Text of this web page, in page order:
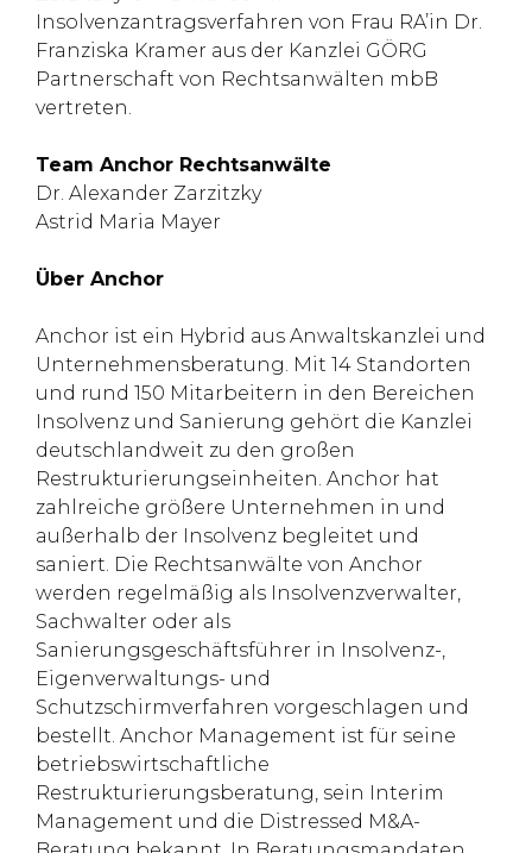
Insolvenzantragsverfahren von Frau RA’in Dr.
Franziska Kramer aus der Kanzlei GÖRG
Partnerschaft von Rechtsanwälten mbB
vertreten.
Team Anchor Rechtsanwälte
Dr. Alexander Zarzitzky
Astrid Maria Mayer
Über Anchor
Anchor ist ein Hybrid aus Anwaltskanzlei und
Unternehmensberatung. Mit 14 Standorten
und rund 150 Mitarbeitern in den Bereichen
Insolvenz und Sanierung gehört die Kanzlei
deutschlandweit zu den großen
Restrukturierungseinheiten. Anchor hat
zahlreiche größere Unternehmen in und
außerhalb der Insolvenz begleitet und
saniert. Die Rechtsanwälte von Anchor
werden regelmäßig als Insolvenzverwalter,
Sachwalter oder als
Sanierungsgeschäftsführer in Insolvenz-,
Eigenverwaltungs- und
Schutzschirmverfahren vorgeschlagen und
bestellt. Anchor Management ist für seine
betriebswirtschaftliche
Restrukturierungsberatung, sein Interim
Management und die Distressed M&A-